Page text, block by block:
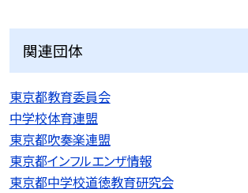
関連団体
東京都教育委員会
中学校体育連盟
東京都吹奏楽連盟
東京都インフルエンザ情報
東京都中学校道徳教育研究会